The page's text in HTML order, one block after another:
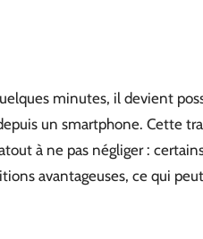
minutes, il devient
un smartphone. Cette
à ne pas négliger :
avantageuses, ce qui